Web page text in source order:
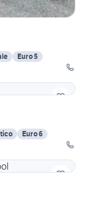
Euro 5
Euro 6